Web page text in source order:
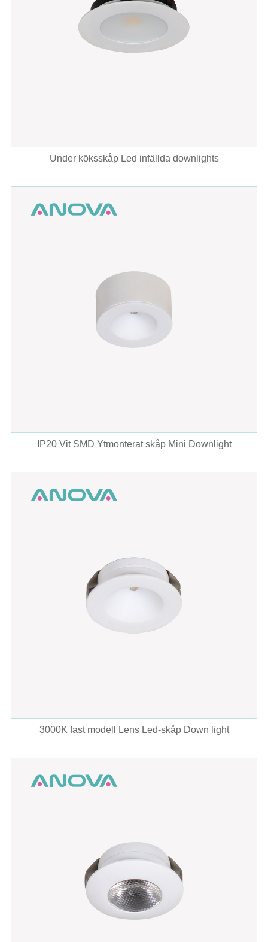
Under köksskåp Led infällda downlights
IP20 Vit SMD Ytmonterat skåp Mini Downlight
3000K fast modell Lens Led-skåp Down light